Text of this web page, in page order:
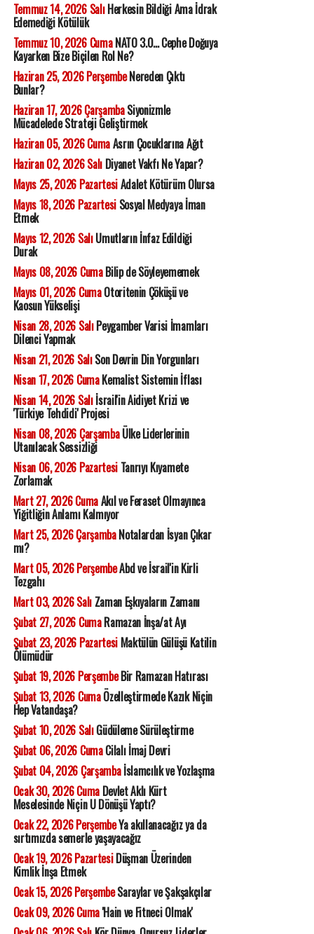
Temmuz 14, 2026 SalıHerkesin Bildiği Ama İdrak
Edemediği Kötülük
Temmuz 10, 2026 CumaNATO 3.0... Cephe Doğuya
Kayarken Bize Biçilen Rol Ne?
Haziran 25, 2026 PerşembeNereden Çıktı
Bunlar?
Haziran 17, 2026 ÇarşambaSiyonizmle
Mücadelede Strateji Geliştirmek
Haziran 05, 2026 CumaAsrın Çocuklarına Ağıt
Haziran 02, 2026 SalıDiyanet Vakfı Ne Yapar?
Mayıs 25, 2026 PazartesiAdalet Kötürüm Olursa
Mayıs 18, 2026 PazartesiSosyal Medyaya İman
Etmek
Mayıs 12, 2026 SalıUmutların İnfaz Edildiği
Durak
Mayıs 08, 2026 CumaBilip de Söyleyememek
Mayıs 01, 2026 CumaOtoritenin Çöküşü ve
Kaosun Yükselişi
Nisan 28, 2026 SalıPeygamber Varisi İmamları
Dilenci Yapmak
Nisan 21, 2026 SalıSon Devrin Din Yorgunları
Nisan 17, 2026 CumaKemalist Sistemin İflası
Nisan 14, 2026 Salıİsrail'in Aidiyet Krizi ve
'Türkiye Tehdidi' Projesi
Nisan 08, 2026 ÇarşambaÜlke Liderlerinin
Utanılacak Sessizliği
Nisan 06, 2026 PazartesiTanrıyı Kıyamete
Zorlamak
Mart 27, 2026 CumaAkıl ve Feraset Olmayınca
Yiğitliğin Anlamı Kalmıyor
Mart 25, 2026 ÇarşambaNotalardan İsyan Çıkar
mı?
Mart 05, 2026 PerşembeAbd ve İsrail'in Kirli
Tezgahı
Mart 03, 2026 SalıZaman Eşkıyaların Zamanı
Şubat 27, 2026 CumaRamazan İnşa/at Ayı
Şubat 23, 2026 PazartesiMaktülün Gülüşü Katilin
Ölümüdür
Şubat 19, 2026 PerşembeBir Ramazan Hatırası
Şubat 13, 2026 CumaÖzelleştirmede Kazık Niçin
Hep Vatandaşa?
Şubat 10, 2026 SalıGüdüleme Sürüleştirme
Şubat 06, 2026 CumaCilalı İmaj Devri
Şubat 04, 2026 Çarşambaİslamcılık ve Yozlaşma
Ocak 30, 2026 CumaDevlet Aklı Kürt
Meselesinde Niçin U Dönüşü Yaptı?
Ocak 22, 2026 PerşembeYa akıllanacağız ya da
sırtımızda semerle yaşayacağız
Ocak 19, 2026 PazartesiDüşman Üzerinden
Kimlik İnşa Etmek
Ocak 15, 2026 PerşembeSaraylar ve Şakşakçılar
Ocak 09, 2026 Cuma'Hain ve Fitneci Olmak'